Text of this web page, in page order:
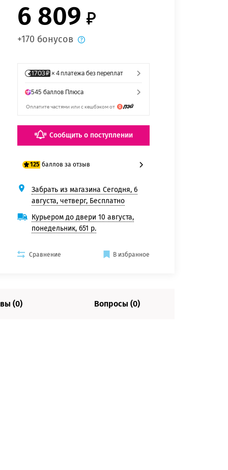
6 809
+170 бонусов
Сообщить о поступлении
125 баллов за отзыв
100 баллов
125 баллов
Забрать из магазина Сегодня, 6
августа, четверг, Бесплатно
Курьером до двери 10 августа,
понедельник, 651 р.
Сравнение В избранное
(0) Вопросы (0)